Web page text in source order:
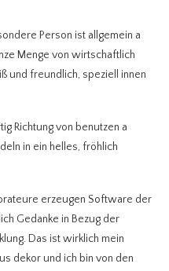
Person ist allgemein a
Menge von wirtschaftlich
und freundlich, speziell innen
Richtung von benutzen a
in ein helles, fröhlich
erzeugen Software der
Gedanke in Bezug der
Das ist wirklich mein
dekor und ich bin von den